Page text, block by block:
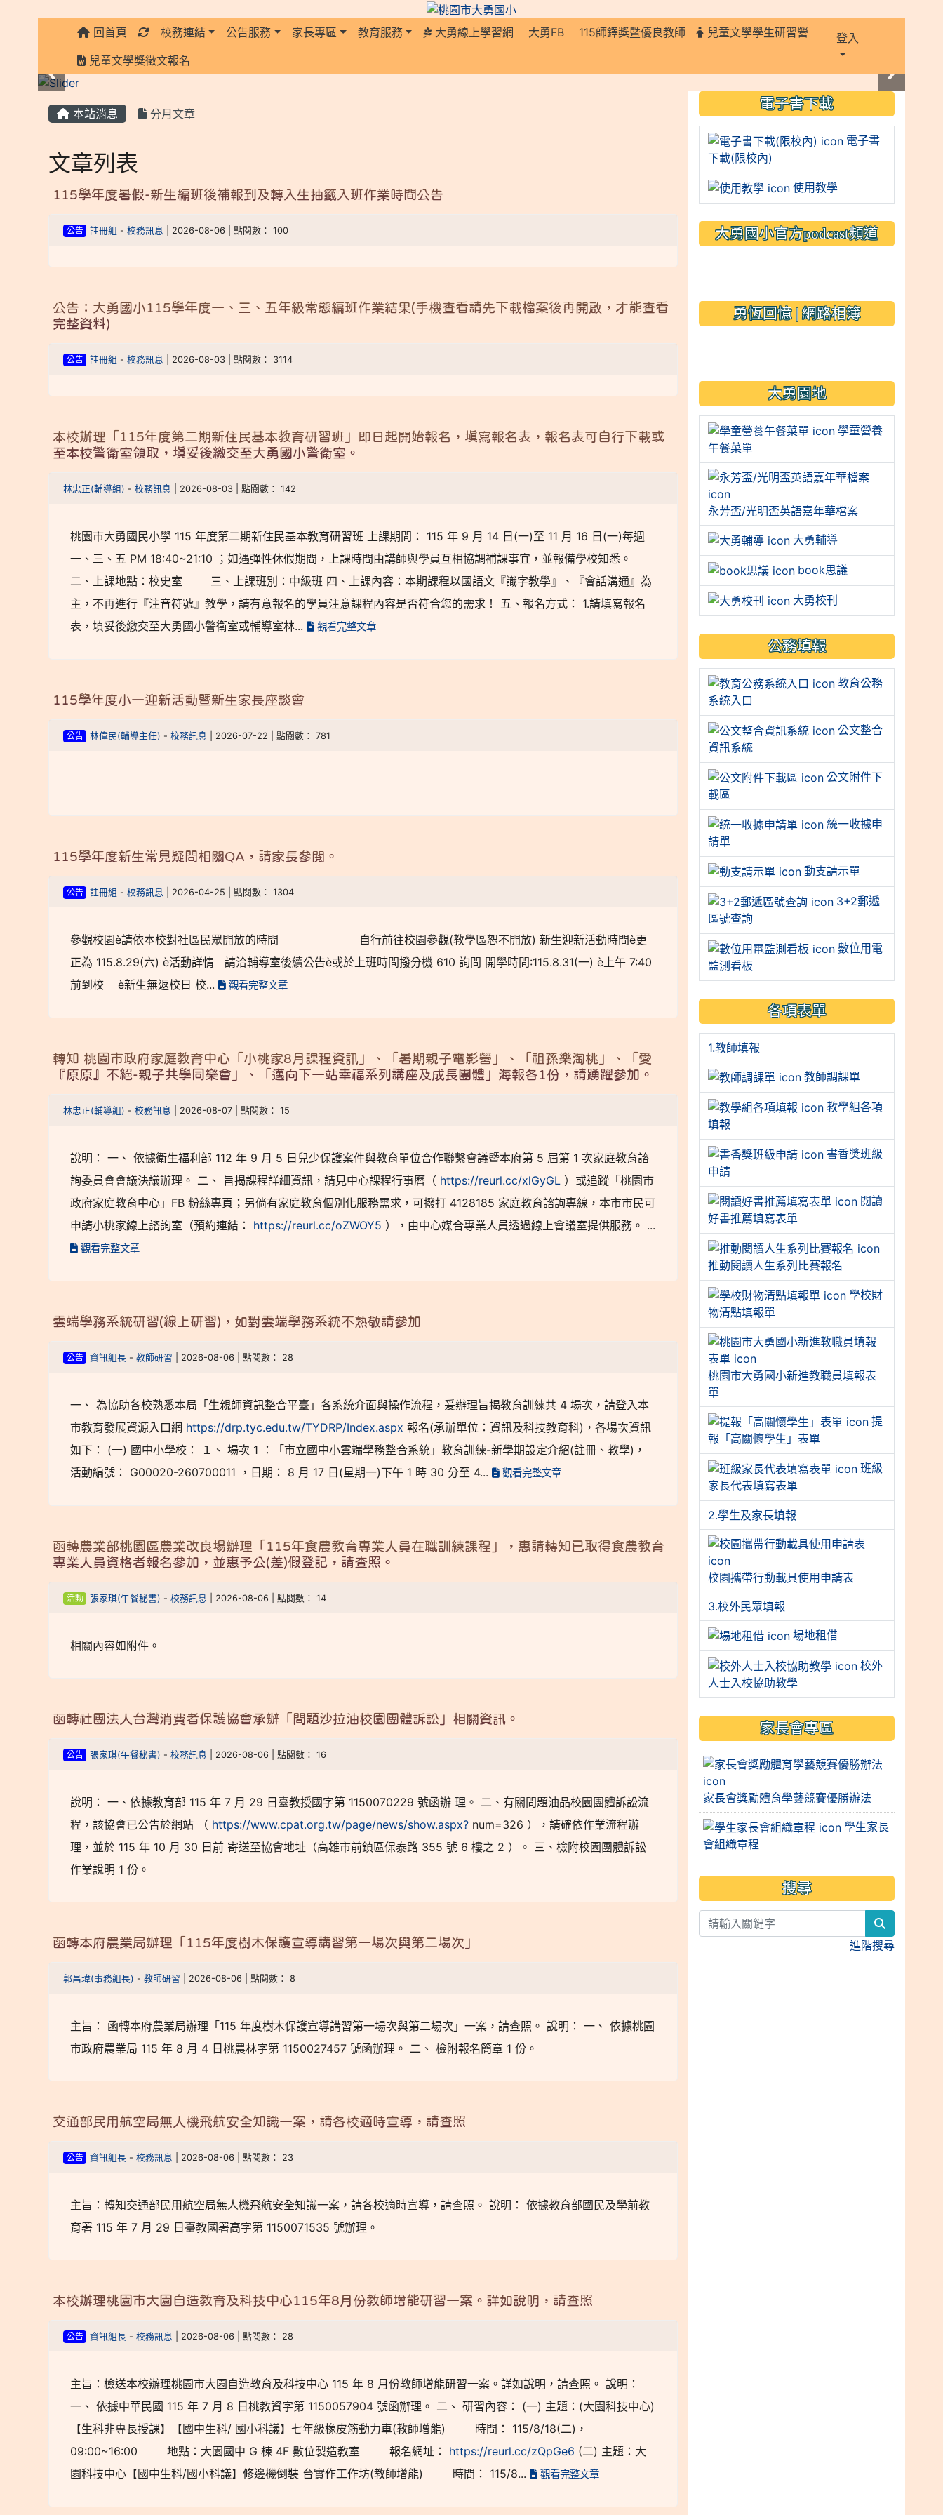
回首頁 校務連結 公告服務 家長專區 教育服務 大勇線上學習網 大勇FB 115師鐸獎暨優良教師
兒童文學學生研習營
兒童文學獎徵文報名
登入
本站消息 分月文章
文章列表
115學年度暑假-新生編班後補報到及轉入生抽籤入班作業時間公告
公告 註冊組 -校務訊息 | 2026-08-06 | 點閱數： 100
公告：大勇國小115學年度一、三、五年級常態編班作業結果(手機查看請先下載檔案後再開啟，才能查看
完整資料)
公告 註冊組 -校務訊息 | 2026-08-03 | 點閱數： 3114
本校辦理「115年度第二期新住民基本教育研習班」即日起開始報名，填寫報名表，報名表可自行下載或
至本校警衛室領取，填妥後繳交至大勇國小警衛室。
林忠正(輔導組) - 校務訊息 | 2026-08-03 | 點閱數： 142
桃園市大勇國民小學 115 年度第二期新住民基本教育研習班 上課期間： 115 年 9 月 14 日(一)至 11 月 16 日(一)每週
一、三、五 PM 18:40~21:10 ；如遇彈性休假期間，上課時間由講師與學員互相協調補課事宜，並報備學校知悉。
二、上課地點：校史室 三、上課班別：中級班 四、上課內容：本期課程以國語文『識字教學』、『會話溝通』為
主，不再進行『注音符號』教學，請有意報名的學員注意課程內容是否符合您的需求！ 五、報名方式： 1.請填寫報名
表，填妥後繳交至大勇國小警衛室或輔導室林...
觀看完整文章
115學年度小一迎新活動暨新生家長座談會
公告 林偉民(輔導主任) -校務訊息 | 2026-07-22 | 點閱數： 781
115學年度新生常見疑問相關QA，請家長參閱。
公告 註冊組 -校務訊息 | 2026-04-25 | 點閱數： 1304
參觀校園è請依本校對社區民眾開放的時間 自行前往校園參觀(教學區恕不開放) 新生迎新活動時間è更
正為 115.8.29(六) è活動詳情 請洽輔導室後續公告è或於上班時間撥分機 610 詢問 開學時間:115.8.31(一) è上午 7:40
前到校 è新生無返校日 校...
觀看完整文章
轉知 桃園市政府家庭教育中心「小桃家8月課程資訊」、「暑期親子電影營」、「祖孫樂淘桃」、「愛
『原原』不絕-親子共學同樂會」、「邁向下一站幸福系列講座及成長團體」海報各1份，請踴躍參加。
林忠正(輔導組) - 校務訊息 | 2026-08-07 | 點閱數： 15
說明： 一、 依據衛生福利部 112 年 9 月 5 日兒少保護案件與教育單位合作聯繫會議暨本府第 5 屆第 1 次家庭教育諮
詢委員會會議決議辦理。 二、 旨揭課程詳細資訊，請見中心課程行事曆（ https://reurl.cc/xlGyGL ）或追蹤「桃園市
政府家庭教育中心」FB 粉絲專頁；另倘有家庭教育個別化服務需求，可撥打 4128185 家庭教育諮詢專線，本市市民可
申請小桃家線上諮詢室（預約連結： https://reurl.cc/oZWOY5 ），由中心媒合專業人員透過線上會議室提供服務。 ...
觀看完整文章
雲端學務系統研習(線上研習)，如對雲端學務系統不熟敬請參加
公告 資訊組長 -教師研習 | 2026-08-06 | 點閱數： 28
一、 為協助各校熟悉本局「生親師資訊整合平臺」各系統介面與操作流程，爰辦理旨揭教育訓練共 4 場次，請登入本
市教育發展資源入口網 https://drp.tyc.edu.tw/TYDRP/Index.aspx 報名(承辦單位：資訊及科技教育科)，各場次資訊
如下： (一) 國中小學校： １、 場次 1 ：「市立國中小雲端學務整合系統」教育訓練-新學期設定介紹(註冊、教學)，
活動編號： G00020-260700011 ，日期： 8 月 17 日(星期一)下午 1 時 30 分至 4...
觀看完整文章
函轉農業部桃園區農業改良場辦理「115年食農教育專業人員在職訓練課程」，惠請轉知已取得食農教育
專業人員資格者報名參加，並惠予公(差)假登記，請查照。
活動 張家琪(午餐秘書) -校務訊息 | 2026-08-06 | 點閱數： 14
相關內容如附件。
函轉社團法人台灣消費者保護協會承辦「問題沙拉油校園團體訴訟」相關資訊。
公告 張家琪(午餐秘書) -校務訊息 | 2026-08-06 | 點閱數： 16
說明： 一、依據教育部 115 年 7 月 29 日臺教授國字第 1150070229 號函辦 理。 二、有關問題油品校園團體訴訟流
程，該協會已公告於網站 （ https://www.cpat.org.tw/page/news/show.aspx?num=326 ），請確依作業流程辦
理，並於 115 年 10 月 30 日前 寄送至協會地址（高雄市前鎮區保泰路 355 號 6 樓之 2 ）。 三、檢附校園團體訴訟
作業說明 1 份。
函轉本府農業局辦理「115年度樹木保護宣導講習第一場次與第二場次」
郭昌瑋(事務組長) - 教師研習 | 2026-08-06 | 點閱數： 8
主旨： 函轉本府農業局辦理「115 年度樹木保護宣導講習第一場次與第二場次」一案，請查照。 說明： 一、 依據桃園
市政府農業局 115 年 8 月 4 日桃農林字第 1150027457 號函辦理。 二、 檢附報名簡章 1 份。
交通部民用航空局無人機飛航安全知識一案，請各校適時宣導，請查照
公告 資訊組長 -校務訊息 | 2026-08-06 | 點閱數： 23
主旨：轉知交通部民用航空局無人機飛航安全知識一案，請各校適時宣導，請查照。 說明： 依據教育部國民及學前教
育署 115 年 7 月 29 日臺教國署高字第 1150071535 號辦理。
本校辦理桃園市大園自造教育及科技中心115年8月份教師增能研習一案。詳如說明，請查照
公告 資訊組長 -校務訊息 | 2026-08-06 | 點閱數： 28
主旨：檢送本校辦理桃園市大園自造教育及科技中心 115 年 8 月份教師增能研習一案。詳如說明，請查照。 說明：
一、 依據中華民國 115 年 7 月 8 日桃教資字第 1150057904 號函辦理。 二、 研習內容： (一) 主題：(大園科技中心)
【生科非專長授課】【國中生科/ 國小科議】七年級橡皮筋動力車(教師增能) 時間： 115/8/18(二)，
09:00~16:00 地點：大園國中 G 棟 4F 數位製造教室 報名網址： https://reurl.cc/zQpGe6 (二) 主題：大
園科技中心【國中生科/國小科議】修邊機倒裝 台實作工作坊(教師增能) 時間： 115/8...
觀看完整文章
::: 電子書下載
電子書
下載(限校內)
使用教學
大勇國小官方podcast頻道
勇恆回憶 | 網路相簿
大勇園地
學童營養
午餐菜單
永芳盃/光明盃英語嘉年華檔案
大勇輔導
book思議
大勇校刊
公務填報
教育公務
系統入口
公文整合
資訊系統
公文附件下
載區
統一收據申
請單
動支請示單
3+2郵遞
區號查詢
數位用電
監測看板
各項表單
1.教師填報
教師調課單
教學組各項
填報
書香獎班級
申請
閱讀
好書推薦填寫表單
推動閱讀人生系列比賽報名
學校財
物清點填報單
桃園市大勇國小新進教職員填報表
單
提
報「高關懷學生」表單
班級
家長代表填寫表單
2.學生及家長填報
校園攜帶行動載具使用申請表
3.校外民眾填報
場地租借
校外
人士入校協助教學
家長會專區
家長會獎勵體育學藝競賽優勝辦法
學生家長
會組織章程
搜尋
進階搜尋